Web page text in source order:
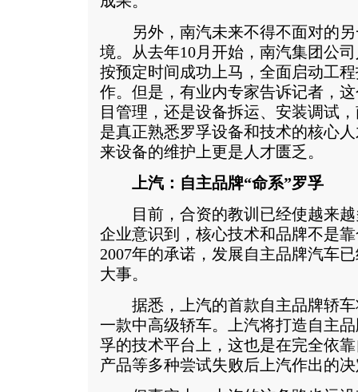
另外，南汽未来不得不面对的另
境。从去年10月开始，南汽集团公
按预定时间成功上马，全面启动工
作。但是，有业内专家告诉记者，
目管理，还是设备拆运、安装调试
是真正熟悉罗孚设备和技术的核心
来设备的维护上更是人才匮乏。
上汽：自主品牌“命系”罗孚
目前，合资的教训已经使越来越
企业意识到，核心技术和品牌不是
2007年的承诺，发展自主品牌汽车
大事。
据悉，上汽的首款自主品牌轿车
一款中高级轿车。上汽将打造自主
孚的技术平台上，这也是在完全依
产品等多种尝试失败后上汽作出的